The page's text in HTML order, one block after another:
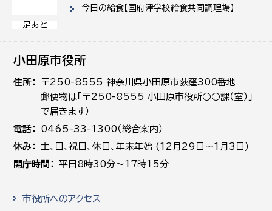
今日の給食【国府津学校給食共同調理場】
足あと
小田原市役所
住所
〒250-8555 神奈川県小田原市荻窪300番地
郵便物は「〒250-8555 小田原市役所○○課（室）」
で届きます）
電話
0465-33-1300（総合案内）
休み
土､日､祝日、休日、年末年始 (12月29日～1月3日)
開庁時間
平日8時30分～17時15分
市役所へのアクセス